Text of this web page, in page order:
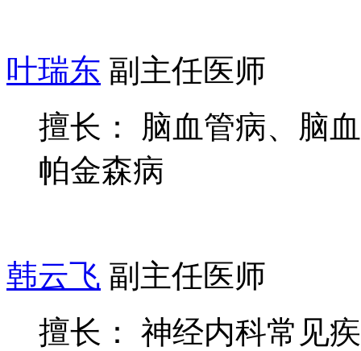
叶瑞东 副主任医师
擅长： 脑血管病、脑
帕金森病
韩云飞 副主任医师
擅长： 神经内科常见